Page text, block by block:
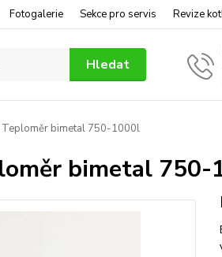
Fotogalerie Sekce pro servis Revize
Hledat
Teploměr bimetal 750-1000l
bimetal